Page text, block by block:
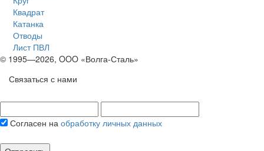
Квадрат
Катанка
Отводы
Лист ПВЛ
© 1995—2026, OOO «Волга-Сталь»
Связаться с нами
Согласен на обработку личных данных